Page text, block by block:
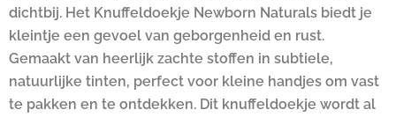
dichtbij. Het Knuffeldoekje Newborn Naturals biedt je
kleintje een gevoel van geborgenheid en rust.
Gemaakt van heerlijk zachte stoffen in subtiele,
natuurlijke tinten, perfect voor kleine handjes om vast
te pakken en te ontdekken. Dit knuffeldoekje wordt al